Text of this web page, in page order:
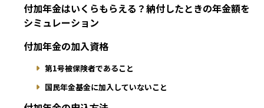
付加年金はいくらもらえる？納付したときの年金額を
シミュレーション
付加年金の加入資格
第1号被保険者であること
国民年金基金に加入していないこと